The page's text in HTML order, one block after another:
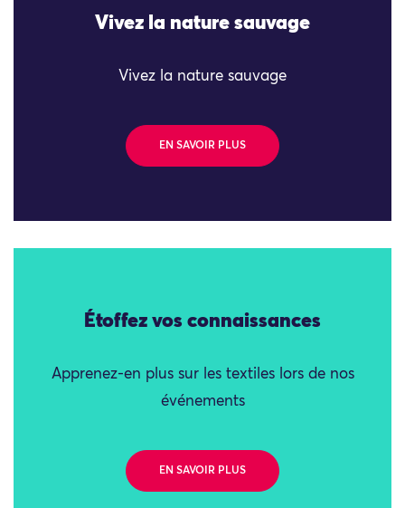
Vivez la nature sauvage
Vivez la nature sauvage
EN SAVOIR PLUS
Étoffez vos connaissances
Apprenez-en plus sur les textiles lors de nos
événements
EN SAVOIR PLUS